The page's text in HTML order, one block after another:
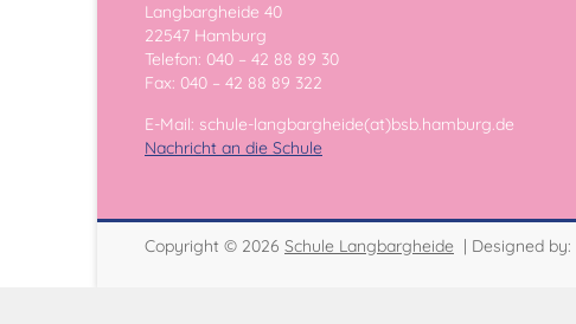
Langbargheide 40
22547 Hamburg
Telefon: 040 – 42 88 89 30
Fax: 040 – 42 88 89 322
E-Mail: schule-langbargheide(at)bsb.hamburg.de
Nachricht an die Schule
Copyright © 2026 Schule Langbargheide | Designed by: